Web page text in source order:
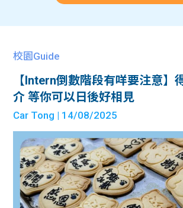
校園Guide
【Intern倒數階段有咩要注意】
介 等你可以日後好相見
Car Tong | 14/08/2025